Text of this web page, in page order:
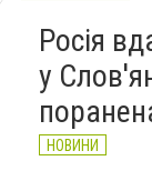
Росія
у
НОВИНИ